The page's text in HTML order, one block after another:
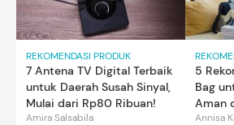
REKOMENDASI PRODUK
7 Antena TV Digital Terbaik
untuk Daerah Susah Sinyal,
Mulai dari Rp80 Ribuan!
Amira Salsabila
5
Bag
Aman
Annisa